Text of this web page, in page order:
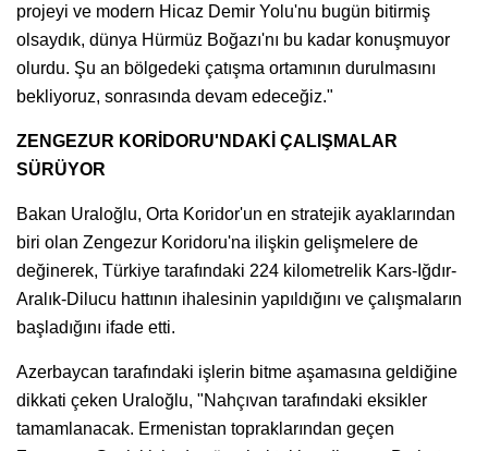
projeyi ve modern Hicaz Demir Yolu'nu bugün bitirmiş
olsaydık, dünya Hürmüz Boğazı'nı bu kadar konuşmuyor
olurdu. Şu an bölgedeki çatışma ortamının durulmasını
bekliyoruz, sonrasında devam edeceğiz."
ZENGEZUR KORİDORU'NDAKİ ÇALIŞMALAR
SÜRÜYOR
Bakan Uraloğlu, Orta Koridor'un en stratejik ayaklarından
biri olan Zengezur Koridoru'na ilişkin gelişmelere de
değinerek, Türkiye tarafındaki 224 kilometrelik Kars-Iğdır-
Aralık-Dilucu hattının ihalesinin yapıldığını ve çalışmaların
başladığını ifade etti.
Azerbaycan tarafındaki işlerin bitme aşamasına geldiğine
dikkati çeken Uraloğlu, "Nahçıvan tarafındaki eksikler
tamamlanacak. Ermenistan topraklarından geçen